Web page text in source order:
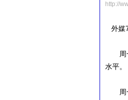
http://
外媒
周一
水平。
周一